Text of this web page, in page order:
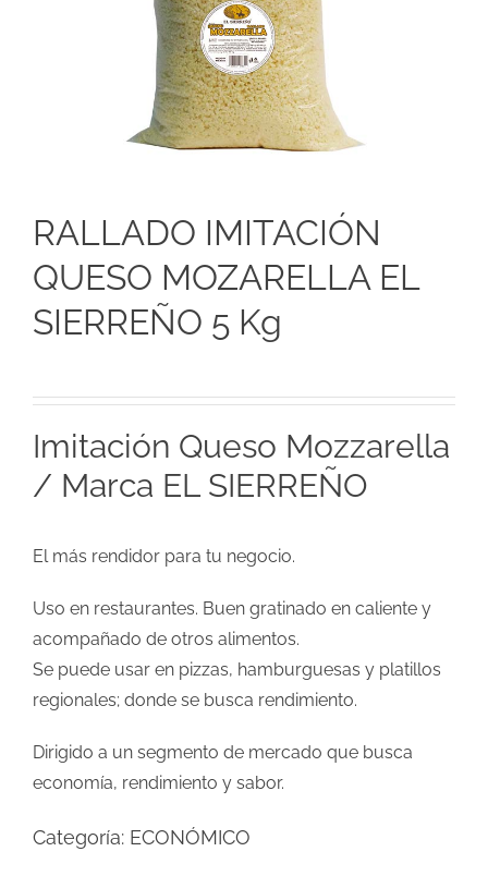
RALLADO IMITACIÓN
QUESO MOZARELLA EL
SIERREÑO 5 Kg
Imitación Queso Mozzarella
/ Marca EL SIERREÑO
El más rendidor para tu negocio.
Uso en restaurantes. Buen gratinado en caliente y
acompañado de otros alimentos.
Se puede usar en pizzas, hamburguesas y platillos
regionales; donde se busca rendimiento.
Dirigido a un segmento de mercado que busca
economía, rendimiento y sabor.
Categoría: ECONÓMICO